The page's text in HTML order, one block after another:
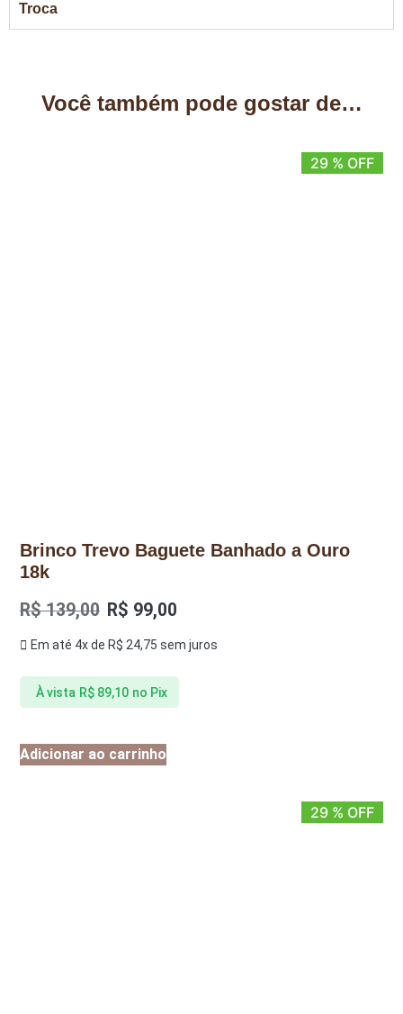
Troca
Você também pode gostar de…
29 % OFF
Brinco Trevo Baguete Banhado a Ouro
18k
R$139,00 R$ 99,00
Em até 4x de R$ 24,75 sem juros
À vista R$89,10 no Pix
Adicionar ao carrinho
29 % OFF